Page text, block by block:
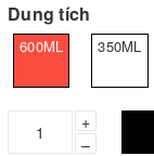
Dung tích
600ML 350ML
+
–